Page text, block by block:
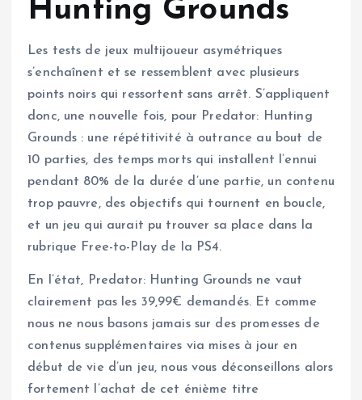
Hunting Grounds
Les tests de jeux multijoueur asymétriques
s’enchaînent et se ressemblent avec plusieurs
points noirs qui ressortent sans arrêt. S’appliquent
donc, une nouvelle fois, pour Predator: Hunting
Grounds : une répétitivité à outrance au bout de
10 parties, des temps morts qui installent l’ennui
pendant 80% de la durée d’une partie, un contenu
trop pauvre, des objectifs qui tournent en boucle,
et un jeu qui aurait pu trouver sa place dans la
rubrique Free-to-Play de la PS4.
En l’état, Predator: Hunting Grounds ne vaut
clairement pas les 39,99€ demandés. Et comme
nous ne nous basons jamais sur des promesses de
contenus supplémentaires via mises à jour en
début de vie d’un jeu, nous vous déconseillons alors
fortement l’achat de cet énième titre